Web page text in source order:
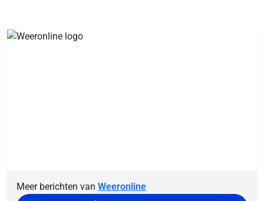
Meer berichten van Weeronline